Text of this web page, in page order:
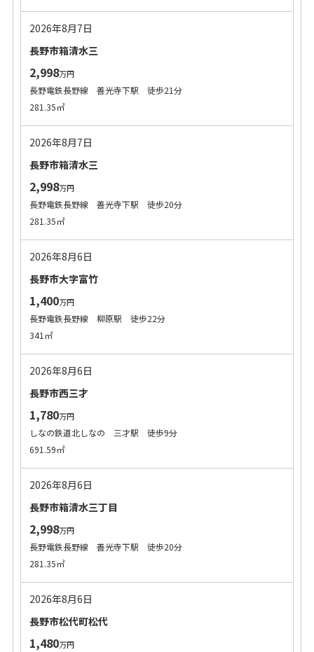
2026年8月7日
長野市箱清水三
2,998万円
長野電鉄長野線 善光寺下駅 徒歩21分
281.35㎡
2026年8月7日
長野市箱清水三
2,998万円
長野電鉄長野線 善光寺下駅 徒歩20分
281.35㎡
2026年8月6日
長野市大字富竹
1,400万円
長野電鉄長野線 柳原駅 徒歩22分
341㎡
2026年8月6日
長野市西三才
1,780万円
しなの鉄道北しなの 三才駅 徒歩9分
691.59㎡
2026年8月6日
長野市箱清水三丁目
2,998万円
長野電鉄長野線 善光寺下駅 徒歩20分
281.35㎡
2026年8月6日
長野市松代町松代
1,480万円